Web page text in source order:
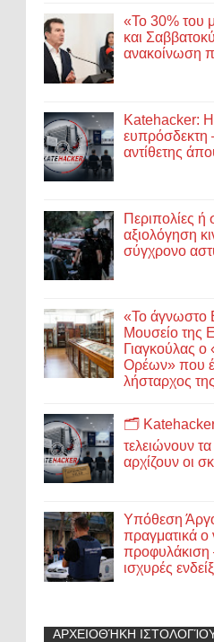
«Το 30% του
και
ανακοίνωση
Katehacker: Η
ευπρόσδεκτη
αντίθετης
Περιπολίες ή
αξιολόγηση
σύγχρονο
«Το άγνωστο
Μουσείο της
Γιαγκούλας ο
Ορέων» που
λήσταρχος
🗂️
τελειώνουν
αρχίζουν οι
Υπόθεση
πραγματικά ο
προφυλάκιση
ισχυρές
ΑΡΧΕΙΟΘΉΚΗ